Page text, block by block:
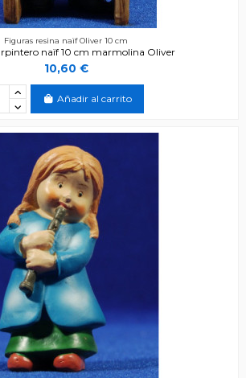
Figuras resina naïf Oliver 10 cm
naïf 10 cm marmolina Oliver
10,60 €
Añadir al carrito